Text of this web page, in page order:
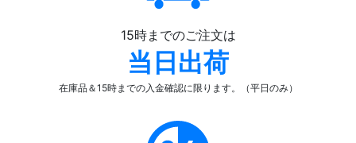
15時までのご注文は
当日出荷
在庫品＆15時までの入金確認に限ります。（平日のみ）